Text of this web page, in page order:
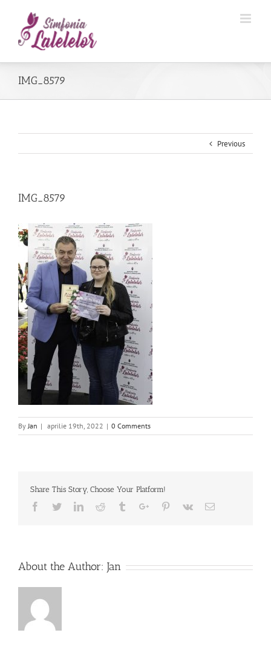
IMG_8579
Previous
IMG_8579
ByJan | aprilie 19th, 2022 | 0 Comments
Share This Story, Choose Your Platform!
Facebook
TwitterLinkedinReddit TumblrGoogle+Pinterest
Vk Email
About the Author: Jan